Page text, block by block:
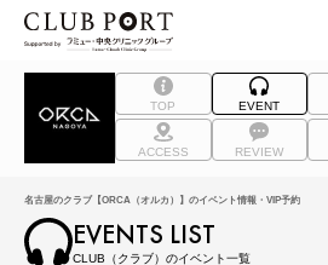
TOP EVENT
ACCESS REVIEW
名古屋のクラブ【ORCA（オルカ）】のイベント情報・VIP予約
EVENTS LIST
CLUB（クラブ）のイベント一覧